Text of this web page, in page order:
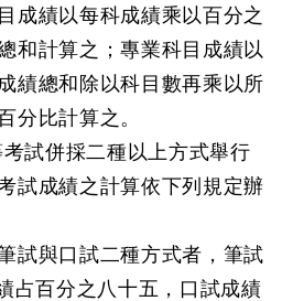
成績以每科成績乘以百分之
和計算之；專業科目成績以
績總和除以科目數再乘以所
分比計算之。
併採二種以上方式舉行
試成績之計算依下列規定辦
試與口試二種方式者，筆試
占百分之八十五，口試成績